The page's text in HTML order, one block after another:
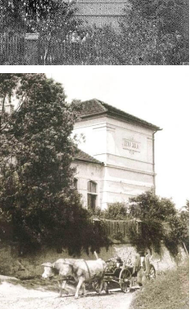
za finanční podpory
17. 7. 2026